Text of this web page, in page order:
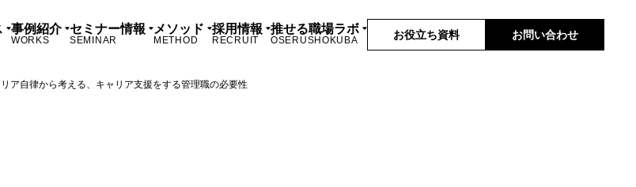
事例紹介
WORKS
セミナー情報
SEMINAR
メソッド
METHOD
採用情報
RECRUIT
推せる職場ラボ
OSERUSHOKUBA お役立ち資料 お問い合わせ
ア自律から考える、キャリア支援をする管理職の必要性